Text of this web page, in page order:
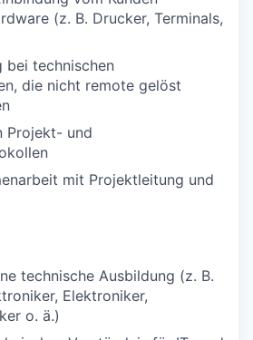
(z. B. Drucker, Terminals,
bei technischen
die nicht remote gelöst
Projekt- und
mit Projektleitung und
technische Ausbildung (z. B.
Elektroniker,
o. ä.)